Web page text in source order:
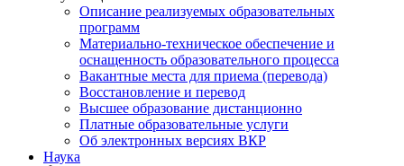
Описание реализуемых образовательных
программ
Материально-техническое обеспечение и
оснащенность образовательного процесса
Вакантные места для приема (перевода)
Восстановление и перевод
Высшее образование дистанционно
Платные образовательные услуги
Об электронных версиях ВКР
Наука